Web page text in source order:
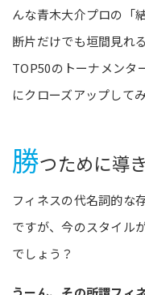
んな青木大介プロの「
断片だけでも垣間見れ
TOP50のトーナメンタ
にクローズアップして
勝つために導
フィネスの代名詞的な
ですが、今のスタイル
でしょう？